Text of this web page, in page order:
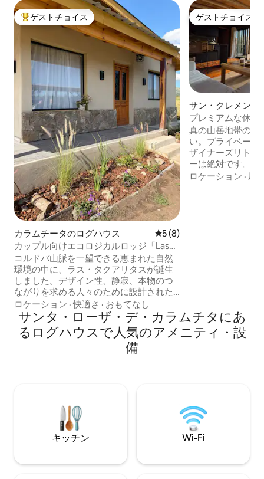
大好評のゲストチョイスです。
ゲストチョイス
カラムチータのログハウス レビュー8件、5つ星中5つ
5 (8)
カップル向けエコロジカルロッジ「Las
Tacuaritas - Bosque」
コルドバ山脈を一望できる恵まれた自然
環境の中に、ラス・タクアリタスが誕生
しました。デザイン性、静寂、本物のつ
ながりを求める人々のために設計された2
つのキャビンです。石、木材、アドベで
建てられたこのキャビンは、美しさと自
然の快適さを兼ね備えています。各ユニ
ットには、クイーンベッド、設備の整っ
たキッチン、フルバスルーム、バーベキ
の中での意識的な休息の場です。
ロケーション ·快適さ · おもてなし
ゲストチョイス
ゲストチョイス
サン・クレメンテ
プレミアムな休暇
と自然
真の山岳地帯の贅
い。プライベート
ザイナーズリトリ
ーは絶対です。数
で目覚め、絶景
ロケーション · 屋
サンタ・ローザ・デ・カラムチタにあ
るログハウスで人気のアメニティ・設
備
キッチン Wi-Fi